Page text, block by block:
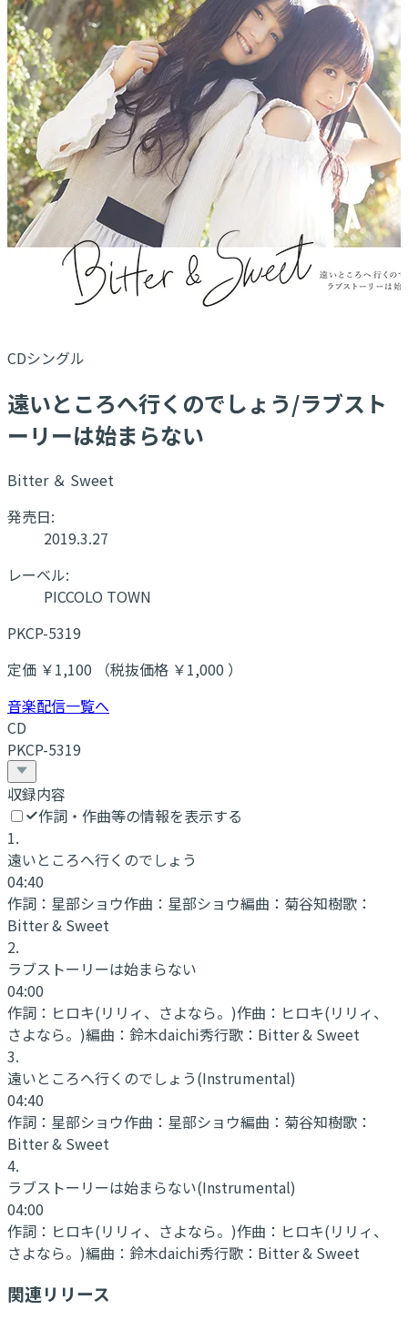
CDシングル
遠いところへ行くのでしょう/ラブスト
ーリーは始まらない
Bitter ＆ Sweet
発売日:
2019.3.27
レーベル:
PICCOLO TOWN
PKCP-5319
定価 ￥1,100 （税抜価格 ￥1,000 ）
音楽配信一覧へ
CD
PKCP-5319
収録内容
作詞・作曲等の情報を表示する
1.
遠いところへ行くのでしょう
04:40
作詞： 星部ショウ作曲： 星部ショウ編曲： 菊谷知樹歌：
Bitter & Sweet
2.
ラブストーリーは始まらない
04:00
作詞： ヒロキ(リリィ、さよなら。)作曲： ヒロキ(リリィ、
さよなら。)編曲： 鈴木daichi秀行歌： Bitter & Sweet
3.
遠いところへ行くのでしょう(Instrumental)
04:40
作詞： 星部ショウ作曲： 星部ショウ編曲： 菊谷知樹歌：
Bitter & Sweet
4.
ラブストーリーは始まらない(Instrumental)
04:00
作詞： ヒロキ(リリィ、さよなら。)作曲： ヒロキ(リリィ、
さよなら。)編曲： 鈴木daichi秀行歌： Bitter & Sweet
関連リリース